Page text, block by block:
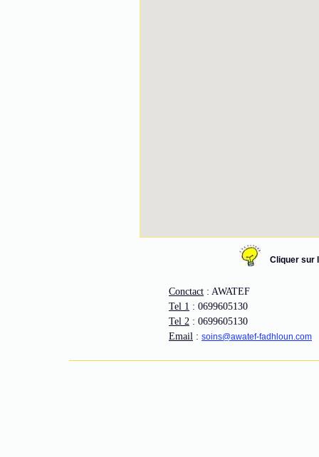
Cliquer sur
Conctact : AWATEF
Tel 1 : 0699605130
Tel 2 : 0699605130
Email : soins@awatef-fadhloun.com